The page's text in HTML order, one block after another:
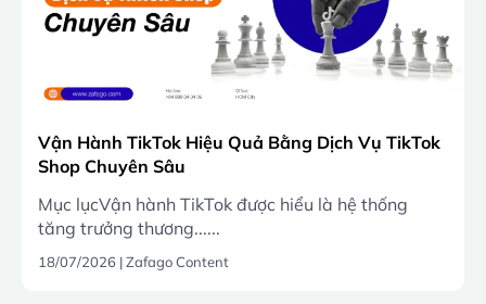
Vận Hành TikTok Hiệu Quả Bằng Dịch Vụ TikTok
Shop Chuyên Sâu
Mục lụcVận hành TikTok được hiểu là hệ thống
tăng trưởng thương......
18/07/2026 |Zafago Content